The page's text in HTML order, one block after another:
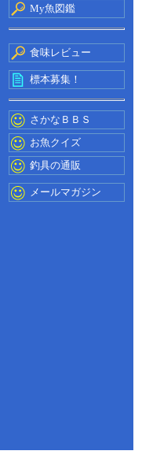
My魚図鑑
食味レビュー
標本募集！
さかなＢＢＳ
お魚クイズ
釣具の通販
メールマガジン